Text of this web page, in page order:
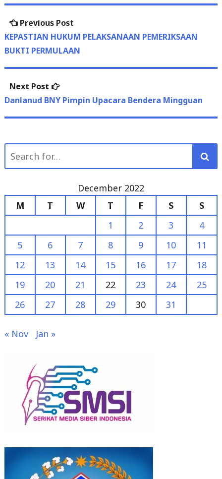
navigationpost:
KEPASTIAN HUKUM PELAKSANAAN PEMERIKSAAN
BUKTI PERMULAAN
Next Post
Next
post:
Danlanud BNY Pimpin Upacara Bendera Mingguan
Search
1
2 3
4
5
6 7 8 9 10
11
12
13 14 15 16 17
18
19
20 21 22 23 24
25
26
27 28 29 30 31
« Nov Jan »